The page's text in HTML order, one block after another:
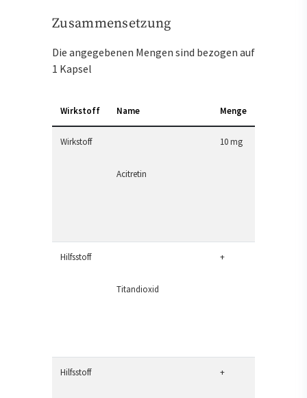
Zusammensetzung
Die angegebenen Mengen sind bezogen auf
1 Kapsel
Wirkstoff Name Menge
Wirkstoff
Acitretin
10 mg
Hilfsstoff
Titandioxid
+
Hilfsstoff +